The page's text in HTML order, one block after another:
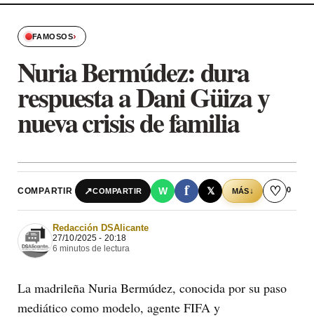
FAMOSOS›
Nuria Bermúdez: dura
respuesta a Dani Güiza y
nueva crisis de familia
COMPARTIR ↗COMPARTIR W f 𝕏 MÁS↓ ♡ 0
Redacción DSAlicante
27/10/2025 - 20:18
6 minutos de lectura
La madrileña Nuria Bermúdez, conocida por su paso
mediático como modelo, agente FIFA y